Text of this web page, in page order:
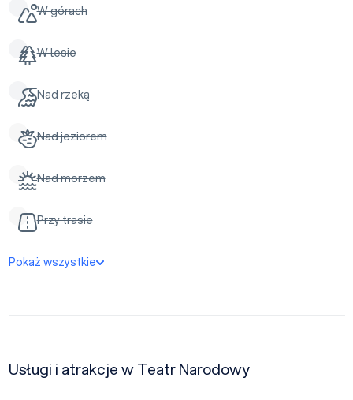
W górach
W lesie
Nad rzeką
Nad jeziorem
Nad morzem
Przy trasie
Pokaż wszystkie
Usługi i atrakcje w Teatr Narodowy